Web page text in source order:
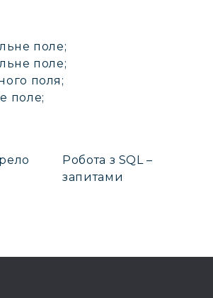
поле;
поле;
поля;
поле;
Робота з SQL –
запитами